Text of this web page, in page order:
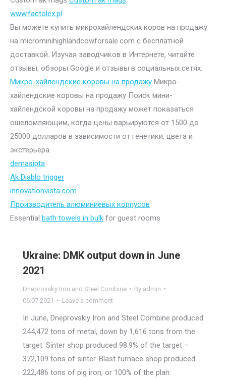
www.factolex.pl
Вы можете купить микрохайлендских коров на продажу
на microminihighlandcowforsale.com с бесплатной
доставкой. Изучая заводчиков в Интернете, читайте
отзывы, обзоры Google и отзывы в социальных сетях.
Микро-хайлендские коровы на продажу Микро-
хайлендские коровы на продажу Поиск мини-
хайлендской коровы на продажу может показаться
ошеломляющим, когда цены варьируются от 1500 до
25000 долларов в зависимости от генетики, цвета и
экстерьера.
demasipta
Ak Diablo trigger
innovationvista.com
Производитель алюминиевых корпусов
Essential bath towels in bulk for guest rooms
Ukraine: DMK output down in June
2021
Dneprovsky Iron and Steel Combine By admin
06.07.2021
Leave a comment
In June, Dneprovskiy Iron and Steel Combine produced
244,472 tons of metal, down by 1,616 tons from the
target. Sinter shop produced 98.9% of the target –
372,109 tons of sinter. Blast furnace shop produced
222,486 tons of pig iron, or 100% of the plan.